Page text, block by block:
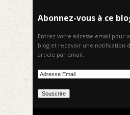
Abonnez-vous à ce
Entrez votre adresse email pour
blog et recevoir une notification
article par email.